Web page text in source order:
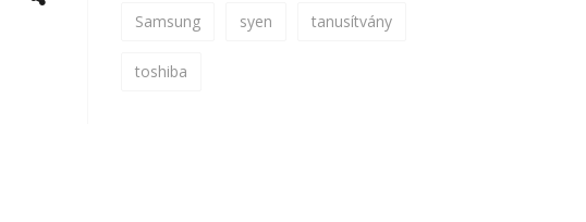
Samsung syen tanusítvány
toshiba